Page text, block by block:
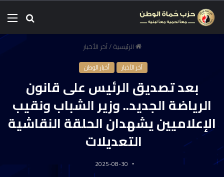
الرئيسية/آخر الأخبار
آخر الأخبار أخبار الوطن
بعد تصديق الرئيس على قانون
الرياضة الجديد.. وزير الشباب ونقيب
الإعلاميين يشهدان الحلقة النقاشية
التعديلات
2025-08-30